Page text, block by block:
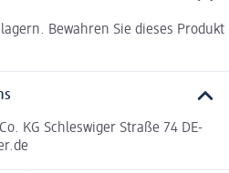
Bewahren Sie dieses Produkt
KG Schleswiger Straße 74 DE-